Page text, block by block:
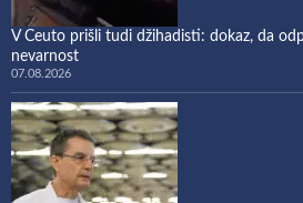
V Ceuto prišli tudi džihadisti: dokaz, da
nevarnost
07.08.2026